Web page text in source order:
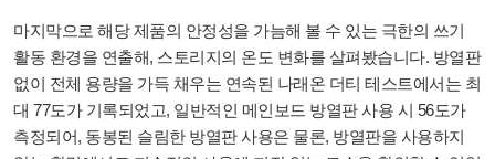
마지막으로 해당 제품의 안정성을 가늠해 볼 수 있는 극한의 쓰기
활동 환경을 연출해, 스토리지의 온도 변화를 살펴봤습니다. 방열판
없이 전체 용량을 가득 채우는 연속된 나래온 더티 테스트에서는 최
대 77도가 기록되었고, 일반적인 메인보드 방열판 사용 시 56도가
측정되어, 동봉된 슬림한 방열판 사용은 물론, 방열판을 사용하지